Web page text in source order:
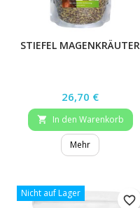
STIEFEL MAGENKRÄUTER
Preis
26,70 €
 In den Warenkorb
Mehr
Nicht auf Lager
favorite_border